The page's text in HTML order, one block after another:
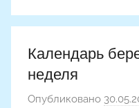
Календарь
неделя
Опубликовано